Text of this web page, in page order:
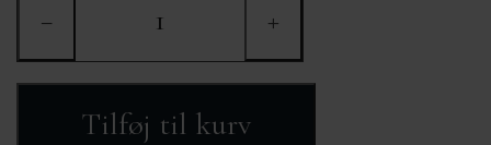
− +
Tilføj til kurv